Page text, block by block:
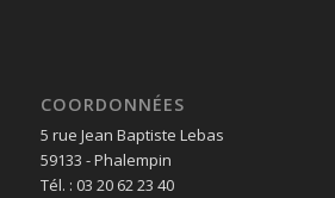
COORDONNÉES
5 rue Jean Baptiste Lebas
59133 - Phalempin
Tél. : 03 20 62 23 40